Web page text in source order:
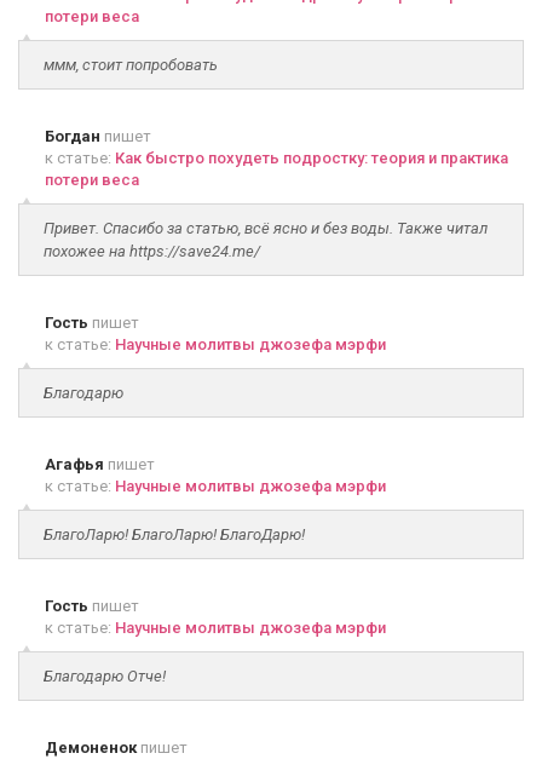
потери веса
ммм, стоит попробовать
Богдан пишет
к статье: Как быстро похудеть подростку: теория и практика
потери веса
Привет. Спасибо за статью, всё ясно и без воды. Также читал
похожее на https://save24.me/
Гость пишет
к статье: Научные молитвы джозефа мэрфи
Благодарю
Агафья пишет
к статье: Научные молитвы джозефа мэрфи
БлагоЛарю! БлагоЛарю! БлагоДарю!
Гость пишет
к статье: Научные молитвы джозефа мэрфи
Благодарю Отче!
Демоненокпишет